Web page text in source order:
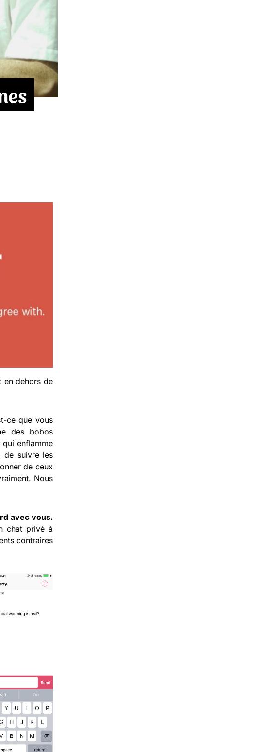
en dehors de
ce que vous
des bobos
enflamme
de suivre les
de ceux
Nous
avec vous.
chat privé à
contraires